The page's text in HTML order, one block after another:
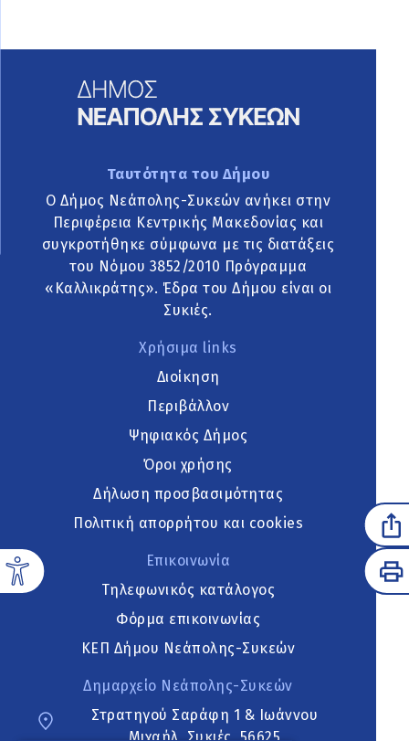
Ταυτότητα του Δήμου
Ο Δήμος Νεάπολης-Συκεών ανήκει στην
Περιφέρεια Κεντρικής Μακεδονίας και
συγκροτήθηκε σύμφωνα με τις διατάξεις
του Νόμου 3852/2010 Πρόγραμμα
«Καλλικράτης». Έδρα του Δήμου είναι οι
Συκιές.
Χρήσιμα links
Διοίκηση
Περιβάλλον
Ψηφιακός Δήμος
Όροι χρήσης
Δήλωση προσβασιμότητας
Πολιτική απορρήτου και cookies
Επικοινωνία
Τηλεφωνικός κατάλογος
Φόρμα επικοινωνίας
ΚΕΠ Δήμου Νεάπολης-Συκεών
Δημαρχείο Νεάπολης-Συκεών
Στρατηγού Σαράφη 1 & Ιωάννου
Μιχαήλ, Συκιές, 56625